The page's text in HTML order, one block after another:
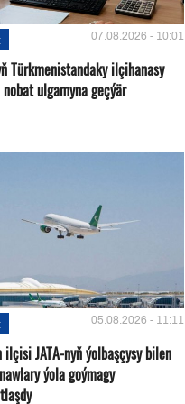
07.08.2026 - 10:01
Türkmenistandaky ilçihanasy
ulgamyna geçýär
05.08.2026 - 11:11
ilçisi JATA-nyň ýolbaşçysy bilen
ýola goýmagy